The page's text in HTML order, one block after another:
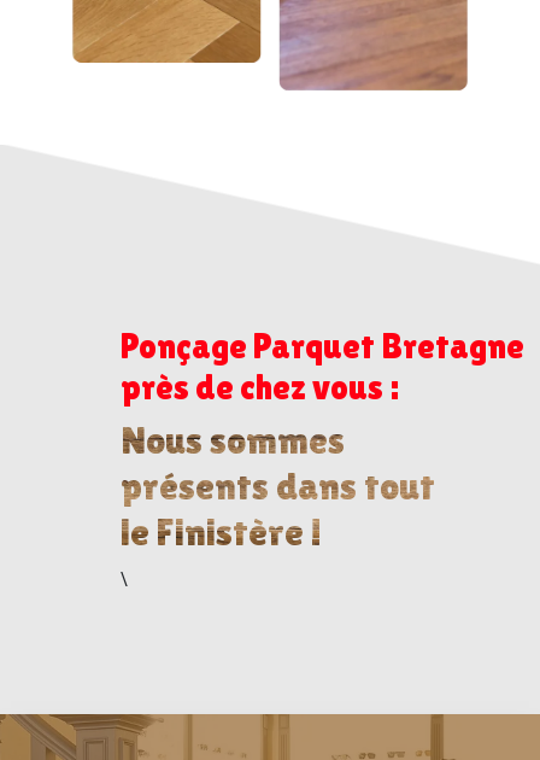
Ponçage Parquet Bretagne
près de chez vous :
Nous sommes
présents dans tout
le Finistère !
\